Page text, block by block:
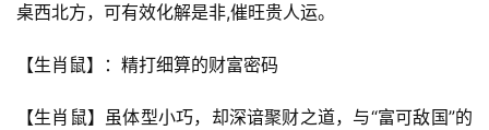
桌西北方，可有效化解是非,催旺贵人运。
【生肖鼠】：精打细算的财富密码
【生肖鼠】虽体型小巧，却深谙聚财之道，与“富可敌国”的